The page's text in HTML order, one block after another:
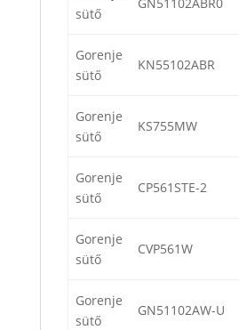
sütő
Gorenje
sütő
KN55102ABR
Gorenje
sütő
KS755MW
Gorenje
sütő
CP561STE-2
Gorenje
sütő
CVP561W
Gorenje
sütő
GN51102AW-U